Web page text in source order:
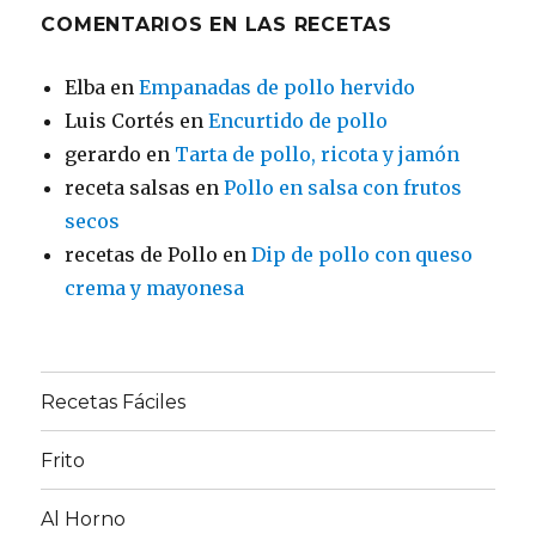
COMENTARIOS EN LAS RECETAS
Elba enEmpanadas de pollo hervido
Luis Cortés enEncurtido de pollo
gerardo en Tarta de pollo, ricota y jamón
receta salsas enPollo en salsa con frutos
secos
recetas de Pollo enDip de pollo con queso
crema y mayonesa
Recetas Fáciles
Frito
Al Horno